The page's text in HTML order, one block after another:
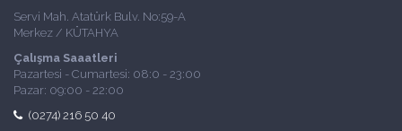
Servi Mah. Atatürk Bulv. No:59-A
Merkez / KÜTAHYA
Çalışma Saaatleri
Pazartesi - Cumartesi: 08:0 - 23:00
Pazar: 09:00 - 22:00
(0274) 216 50 40